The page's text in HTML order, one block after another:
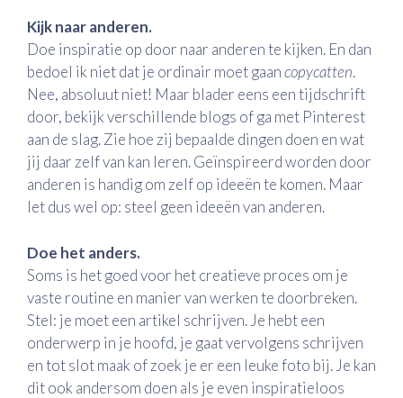
Kijk naar anderen.
Doe inspiratie op door naar anderen te kijken. En dan
bedoel ik niet dat je ordinair moet gaancopycatten.
Nee, absoluut niet! Maar blader eens een tijdschrift
door, bekijk verschillende blogs of ga met Pinterest
aan de slag. Zie hoe zij bepaalde dingen doen en wat
jij daar zelf van kan leren. Geïnspireerd worden door
anderen is handig om zelf op ideeën te komen. Maar
let dus wel op: steel geen ideeën van anderen.
Doe het anders.
Soms is het goed voor het creatieve proces om je
vaste routine en manier van werken te doorbreken.
Stel: je moet een artikel schrijven. Je hebt een
onderwerp in je hoofd, je gaat vervolgens schrijven
en tot slot maak of zoek je er een leuke foto bij. Je kan
dit ook andersom doen als je even inspiratieloos